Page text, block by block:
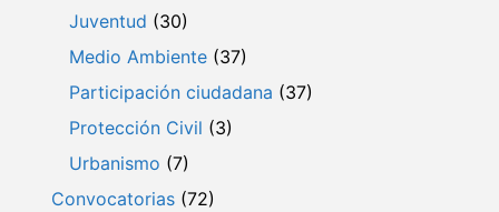
Juventud (30)
Medio Ambiente (37)
Participación ciudadana (37)
Protección Civil (3)
Urbanismo (7)
Convocatorias (72)